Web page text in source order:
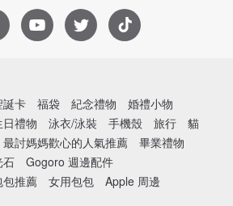
誕卡 福袋 紀念禮物
婚禮小物
日禮物 泳衣/泳裝 手機殼 旅行
貓
討媽媽歡心的人氣推薦
畢業禮物
石
Gogoro 週邊配件
包推薦
女用包包
Apple 周邊